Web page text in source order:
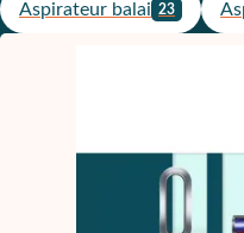
Aspirateur balai 23